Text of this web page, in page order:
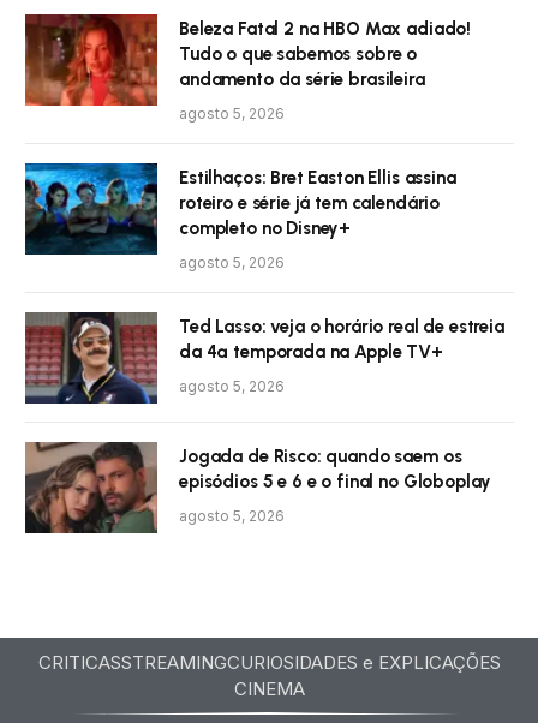
Beleza Fatal 2 na HBO Max adiado!
Tudo o que sabemos sobre o
andamento da série brasileira
agosto 5, 2026
Estilhaços: Bret Easton Ellis assina
roteiro e série já tem calendário
completo no Disney+
agosto 5, 2026
Ted Lasso: veja o horário real de estreia
da 4ª temporada na Apple TV+
agosto 5, 2026
Jogada de Risco: quando saem os
episódios 5 e 6 e o final no Globoplay
agosto 5, 2026
CRITICASSTREAMINGCURIOSIDADES e EXPLICAÇÕES
CINEMA